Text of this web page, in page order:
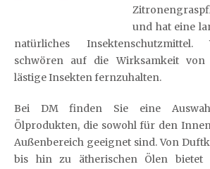
und hat eine
natürliches Insektenschutzmittel.
schwören auf die Wirksamkeit von
lästige Insekten fernzuhalten.
Bei DM finden Sie eine
Ölprodukten, die sowohl für den
Außenbereich geeignet sind. Von
bis hin zu ätherischen Ölen bietet